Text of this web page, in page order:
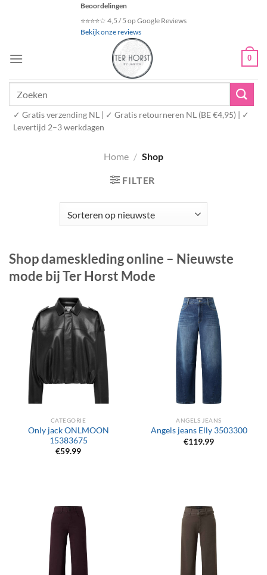
Beoordelingen
⭐⭐⭐⭐☆ 4,5 / 5 op Google Reviews
Bekijk onze reviews
0
✓ Gratis verzending NL | ✓ Gratis retourneren NL (BE €4,95) | ✓
Levertijd 2–3 werkdagen
Home / Shop
FILTER
Shop dameskleding online – Nieuwste
mode bij Ter Horst Mode
CATEGORIE
Only jack ONLMOON
15383675
€59.99
ANGELS JEANS
Angels jeans Elly 3503300
€119.99